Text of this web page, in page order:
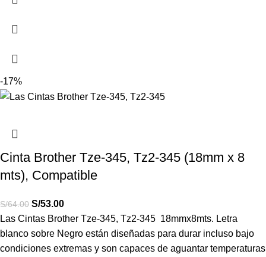
-17%
Cinta Brother Tze-345, Tz2-345 (18mm x 8
mts), Compatible
S/64.00 S/53.00
Las Cintas Brother Tze-345, Tz2-345 18mmx8mts. Letra
blanco sobre Negro están diseñadas para durar incluso bajo
condiciones extremas y son capaces de aguantar temperaturas